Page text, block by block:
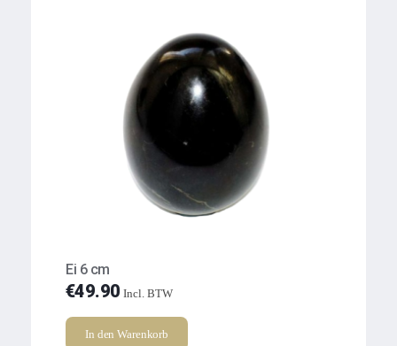
Ei 6 cm
€49.90 Incl. BTW
In den Warenkorb